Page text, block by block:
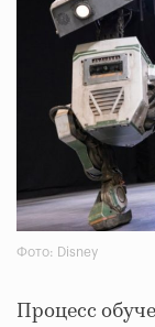
Фото: Disney
Процесс